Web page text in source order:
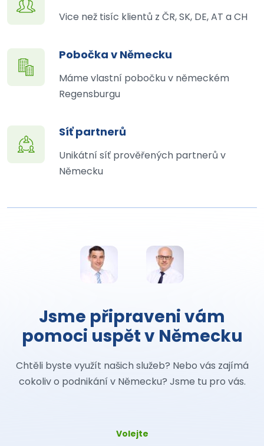
Vice než tisíc klientů z ČR, SK, DE, AT a CH
Pobočka v Německu
Máme vlastní pobočku v německém
Regensburgu
Síť partnerů
Unikátní síť prověřených partnerů v
Německu
Jsme připraveni vám
pomoci uspět v Německu
Chtěli byste využít našich služeb? Nebo vás zajímá
cokoliv o podnikání v Německu? Jsme tu pro vás.
Volejte